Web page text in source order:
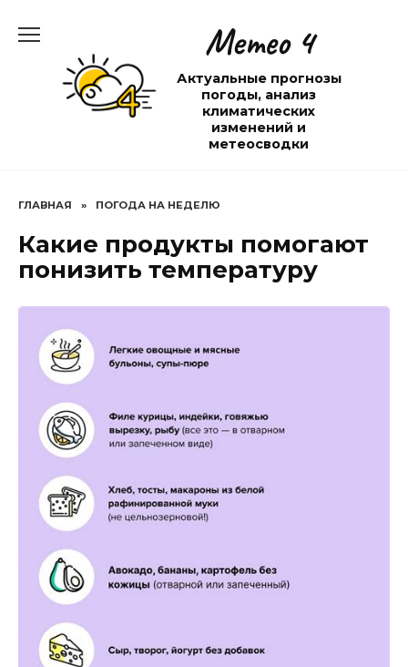
содержанию
Метео 4
Актуальные прогнозы
погоды, анализ
климатических
изменений и
метеосводки
ГЛАВНАЯ » ПОГОДА НА НЕДЕЛЮ
Какие продукты помогают
понизить температуру